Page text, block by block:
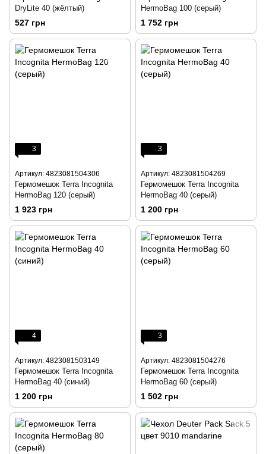
DryLite 40 (жёлтый)
527 грн
HermoBag 100 (серый)
1 752 грн
3
Артикул: 4823081504306
Гермомешок Terra Incognita
HermoBag 120 (серый)
1 923 грн
3
Артикул: 4823081504269
Гермомешок Terra Incognita
HermoBag 40 (серый)
1 200 грн
4
Артикул: 4823081503149
Гермомешок Terra Incognita
HermoBag 40 (синий)
1 200 грн
3
Артикул: 4823081504276
Гермомешок Terra Incognita
HermoBag 60 (серый)
1 502 грн